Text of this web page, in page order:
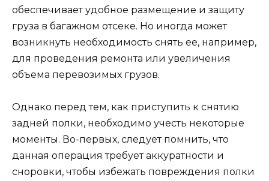
обеспечивает удобное размещение и защиту
груза в багажном отсеке. Но иногда может
возникнуть необходимость снять ее, например,
для проведения ремонта или увеличения
объема перевозимых грузов.
Однако перед тем, как приступить к снятию
задней полки, необходимо учесть некоторые
моменты. Во-первых, следует помнить, что
данная операция требует аккуратности и
сноровки, чтобы избежать повреждения полки